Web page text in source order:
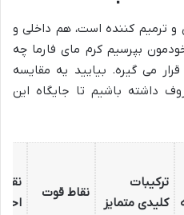
و ترمیم کننده است، هم داخلی و
بپرسیم کرم مای فارما چه
می گیره. بیایید یه مقایسه
داشته باشیم تا جایگاه این
ترکیبات
کلیدی متمایز
نقاط قوت